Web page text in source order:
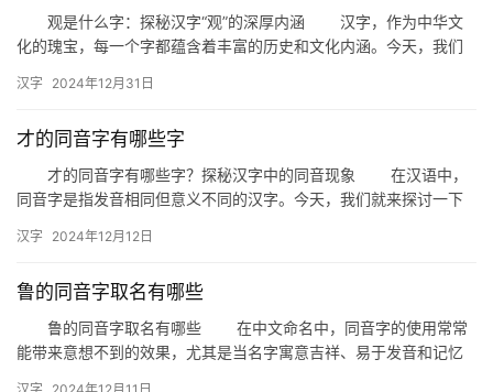
音
观是什么字：探秘汉字“观”的深厚内涵 汉字，作为中华文
化的瑰宝，每一个字都蕴含着丰富的历史和文化内涵。今天，我们
汉字 2024年12月31日
才的同音字有哪些字
才的同音字有哪些字？探秘汉字中的同音现象 在汉语中，
同音字是指发音相同但意义不同的汉字。今天，我们就来探讨一下
…
汉字 2024年12月12日
鲁的同音字取名有哪些
鲁的同音字取名有哪些 在中文命名中，同音字的使用常常
能带来意想不到的效果，尤其是当名字寓意吉祥、易于发音和记忆